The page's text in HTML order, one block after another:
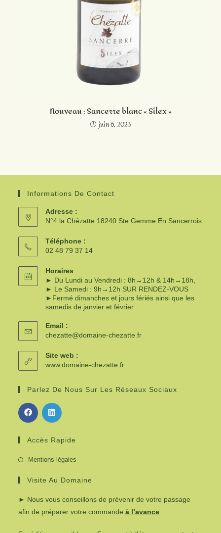
Nouveau : Sancerre blanc « Silex »
juin 6, 2023
Informations De Contact
Adresse :
N°4 la Chézatte 18240 Ste Gemme En Sancerrois
Téléphone :
02 48 79 37 14
Horaires
► Du Lundi au Vendredi : 8h→12h & 14h→18h,
► Le Samedi : 9h→12h SUR RENDEZ-VOUS
►Fermé dimanches et jours fériés ainsi que les
samedis de janvier et février
Email :
chezatte@domaine-chezatte.fr
Site web :
www.domaine-chezatte.fr
Parlez De Nous Sur Les Réseaux Sociaux
Accès Rapide
Mentions légales
Visite Au Domaine
► Nous vous conseillons de prévenir de votre passage
afin de préparer votre commandeà l’avance